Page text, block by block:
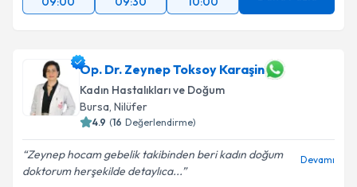
Op. Dr. Zeynep Toksoy Karaşin
Kadın Hastalıkları ve Doğum
Bursa, Nilüfer
4.9 (16 Değerlendirme)
Zeynep hocam gebelik takibinden beri kadın doğum
doktorum herşekilde detaylıca...
Devamı